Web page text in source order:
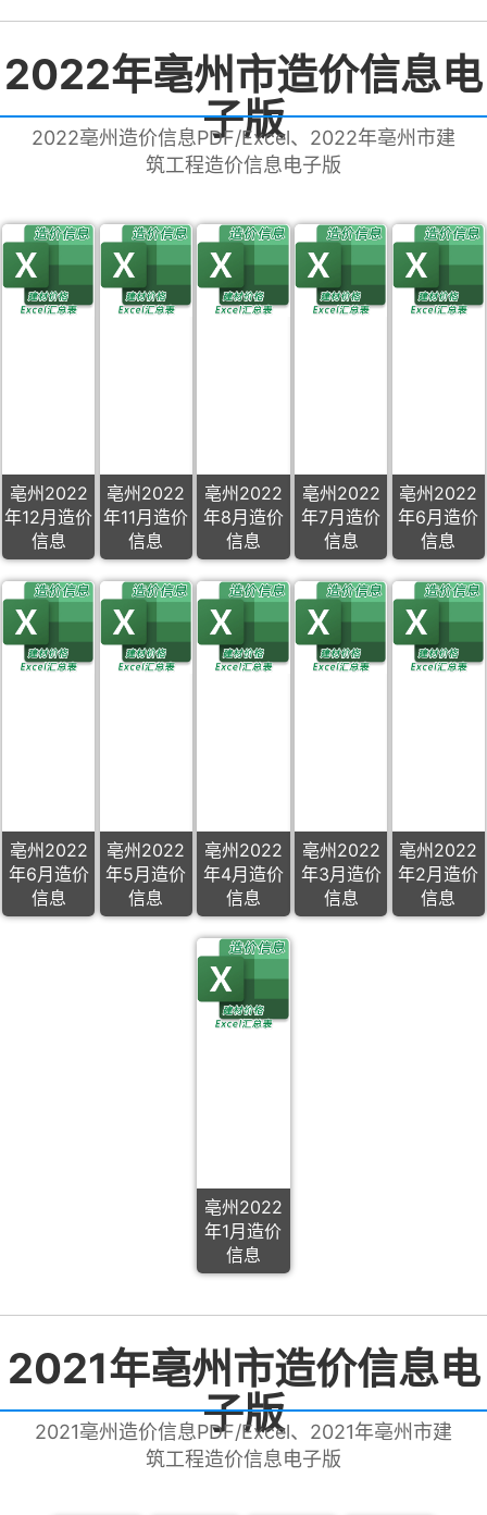
2022年亳州市造价信息电
子版
2022亳州造价信息PDF/Excel、2022年亳州市建
筑工程造价信息电子版
亳州2022
年12月造价
信息
亳州2022
年11月造价
信息
亳州2022
年8月造价
信息
亳州2022
年7月造价
信息
亳州2022
年6月造价
信息
亳州2022
年6月造价
信息
亳州2022
年5月造价
信息
亳州2022
年4月造价
信息
亳州2022
年3月造价
信息
亳州2022
年2月造价
信息
亳州2022
年1月造价
信息
2021年亳州市造价信息电
子版
2021亳州造价信息PDF/Excel、2021年亳州市建
筑工程造价信息电子版